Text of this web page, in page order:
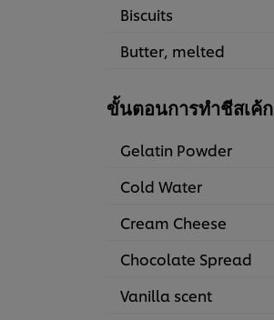
Biscuits
Butter, melted
ขั้นตอนการทำชีสเค้ก
Gelatin Powder
Cold Water
Cream Cheese
Chocolate Spread
Vanilla scent